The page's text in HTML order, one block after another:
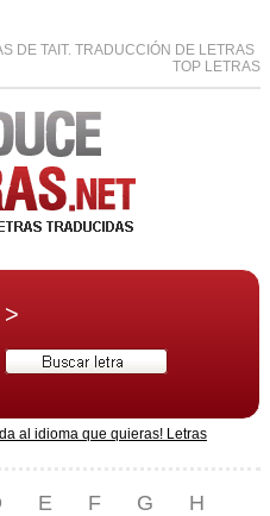
DE TAIT. TRADUCCIÓN DE LETRAS
TOP LETRAS
>
al idioma que quieras! Letras
E F G
H